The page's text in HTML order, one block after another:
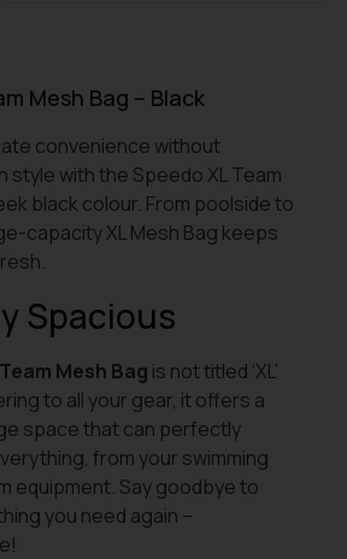
Mesh Bag – Black
convenience without
style with the Speedo XL Team
black colour. From poolside to
capacity XL Mesh Bag keeps
Spacious
Mesh Bag is not titled ‘XL’
to all your gear, it offers a
space that can perfectly
from your swimming
equipment. Say goodbye to
you need again –